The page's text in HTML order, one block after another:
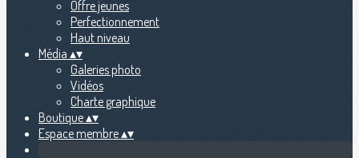
Offre jeunes
Perfectionnement
Haut niveau
Média ▴▾
Galeries photo
Vidéos
Charte graphique
Boutique▴▾
Espace membre▴▾